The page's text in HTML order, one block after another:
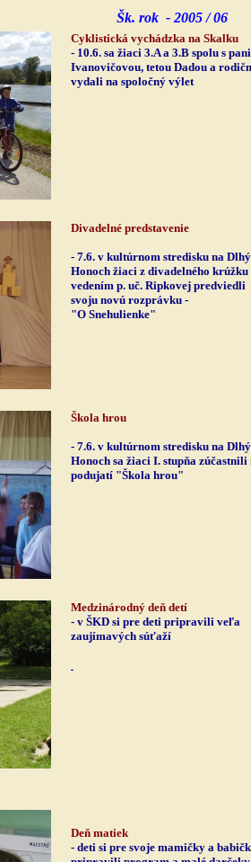
Šk. rok - 2005 / 06
Cyklistická vychádzka na Skalku
- 10.6. sa žiaci 3.A a 3.B spolu s
Ivanovičovou, tetou Dadou a
vydali na spoločný výlet
Divadelné predstavenie
- 7.6. v kultúrnom stredisku na
Honoch žiaci z divadelného krúžku
vedením p. uč. Ripkovej predviedli
svoju novú rozprávku -
"O Snehulienke"
Škola hrou
- 7.6. v kultúrnom stredisku na
Honoch sa žiaci I. stupňa zúčastnili
podujatí "Škola hrou"
Medzinárodný deň detí
- v ŠKD si pre deti pripravili veľa
zaujímavých súťaží
Deň matiek
- deti si pre svoje mamičky a